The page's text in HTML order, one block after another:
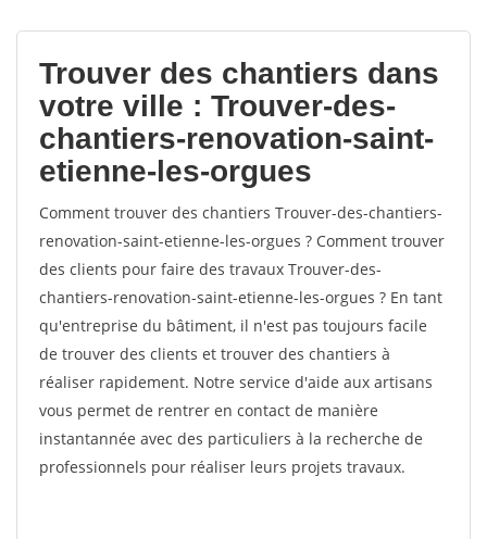
votes
Trouver des chantiers dans
votre ville : Trouver-des-
chantiers-renovation-saint-
etienne-les-orgues
Comment trouver des chantiers Trouver-des-chantiers-
renovation-saint-etienne-les-orgues ? Comment trouver
des clients pour faire des travaux Trouver-des-
chantiers-renovation-saint-etienne-les-orgues ? En tant
qu'entreprise du bâtiment, il n'est pas toujours facile
de trouver des clients et trouver des chantiers à
réaliser rapidement. Notre service d'aide aux artisans
vous permet de rentrer en contact de manière
instantannée avec des particuliers à la recherche de
professionnels pour réaliser leurs projets travaux.